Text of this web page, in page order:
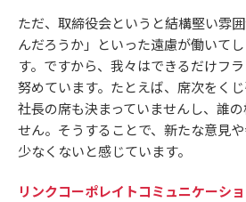
ただ、取締役会というと結構堅い雰
んだろうか」といった遠慮が働いて
す。ですから、我々はできるだけフ
努めています。たとえば、席次をくじ
社長の席も決まっていませんし、誰
せん。そうすることで、新たな意見
少なくないと感じています。
リンクコーポレイトコミュニケーショ